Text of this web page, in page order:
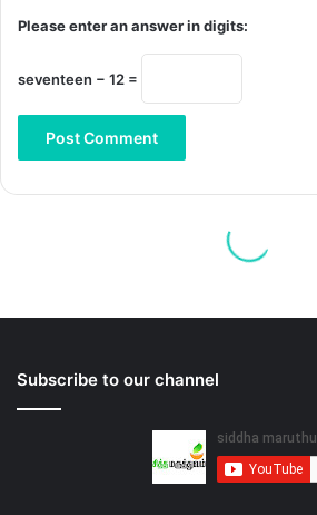
Subscribe to our channel